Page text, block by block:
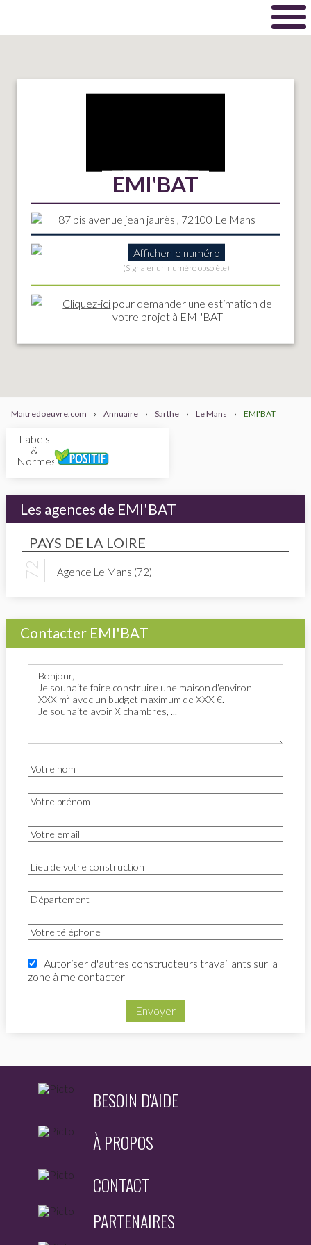
EMI'BAT
87 bis avenue jean jaurès , 72100 Le Mans
Afficher le numéro
(Signaler un numéro obsolète)
Cliquez-ici pour demander une estimation de
votre projet à EMI'BAT
Maitredoeuvre.com › Annuaire › Sarthe › Le Mans › EMI'BAT
Labels
&
Normes
Les agences de EMI'BAT
PAYS DE LA LOIRE
Agence Le Mans (72)
Contacter EMI'BAT
Autoriser d'autres constructeurs travaillants sur la
zone à me contacter
Envoyer
BESOIN D'AIDE
À PROPOS
CONTACT
PARTENAIRES